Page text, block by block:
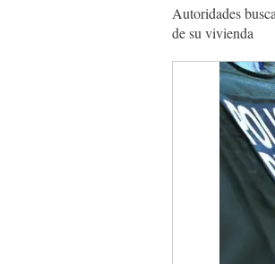
Autoridades
de su vivienda